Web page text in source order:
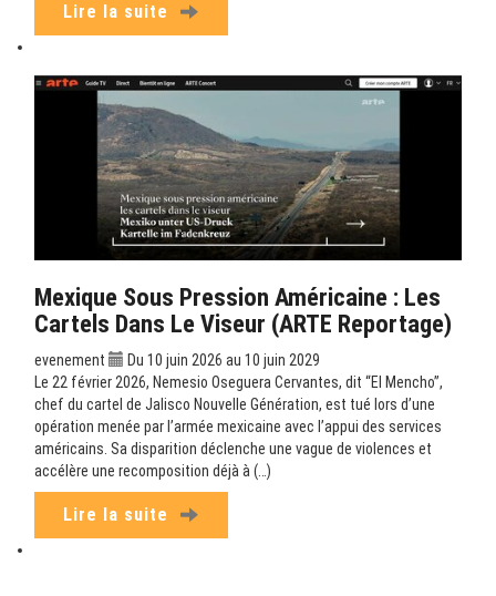
Lire la suite
Mexique Sous Pression Américaine : Les
Cartels Dans Le Viseur (ARTE Reportage)
evenement
Du 10 juin 2026 au 10 juin 2029
Le 22 février 2026, Nemesio Oseguera Cervantes, dit “El Mencho”,
chef du cartel de Jalisco Nouvelle Génération, est tué lors d’une
opération menée par l’armée mexicaine avec l’appui des services
américains. Sa disparition déclenche une vague de violences et
accélère une recomposition déjà à (…)
Lire la suite